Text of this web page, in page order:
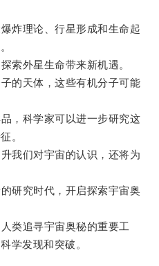
理论、行星形成和生命起
外星生命带来新机遇。
天体，这些有机分子可能
科学家可以进一步研究这
。
们对宇宙的认识，还将为
究时代，开启探索宇宙奥
追寻宇宙奥秘的重要工
学发现和突破。